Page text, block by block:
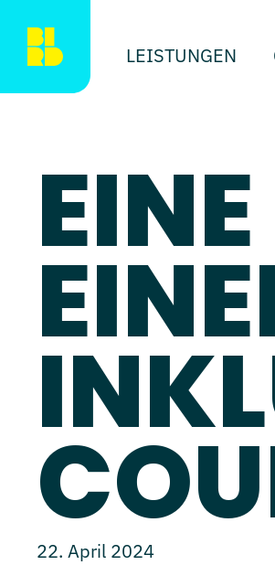
LEISTUNGEN
22. April 2024